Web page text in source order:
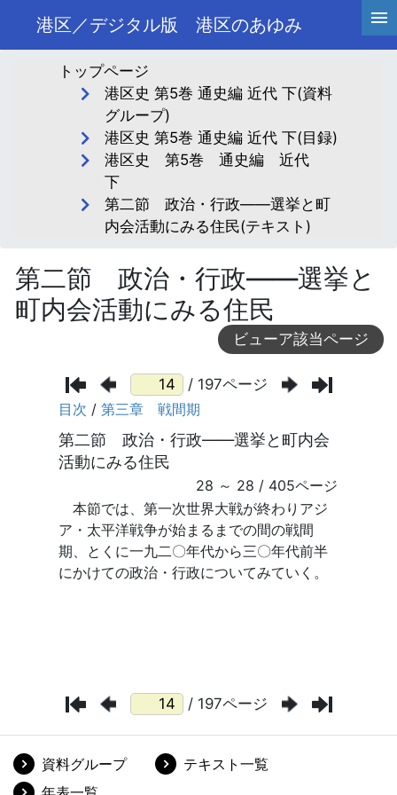
港区／デジタル版 港区のあゆみ
トップページ
港区史 第5巻 通史編 近代 下(資料
グループ)
港区史 第5巻 通史編 近代 下(目録)
港区史 第5巻 通史編 近代
下
第二節 政治・行政――選挙と町
内会活動にみる住民(テキスト)
第二節 政治・行政――選挙と
町内会活動にみる住民
ビューア該当ページ
/ 197ページ
/ 197ページ
資料グループ
テキスト一覧